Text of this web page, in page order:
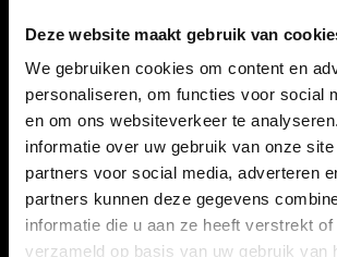
Deze website maakt gebruik van
We gebruiken cookies om content en
personaliseren, om functies voor social
en om ons websiteverkeer te
informatie over uw gebruik van onze
partners voor social media, adverteren
partners kunnen deze gegevens
informatie die u aan ze heeft verstrekt
verzameld op basis van uw gebruik van
WERKGEVERS
Nieuwe cao uitzenden 2026
Vraag een offerte aan
VACATURES
Alle vacatures
Topvacatures